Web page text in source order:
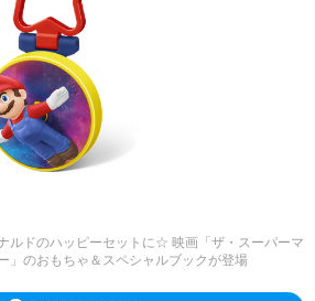
ルドのハッピーセットに☆ 映画「ザ・スーパーマ
」のおもちゃ＆スペシャルブックが登場